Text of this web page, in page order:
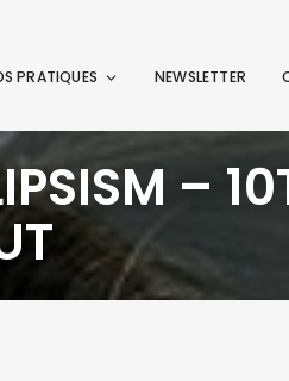
PRATIQUES NEWSLETTER
–